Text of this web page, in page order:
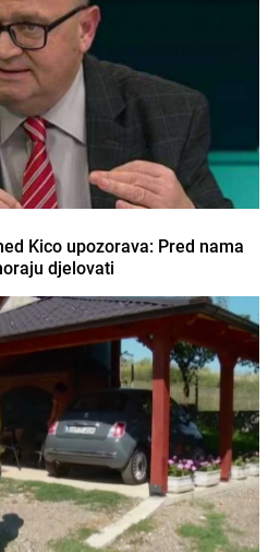
Kico upozorava: Pred nama
djelovati